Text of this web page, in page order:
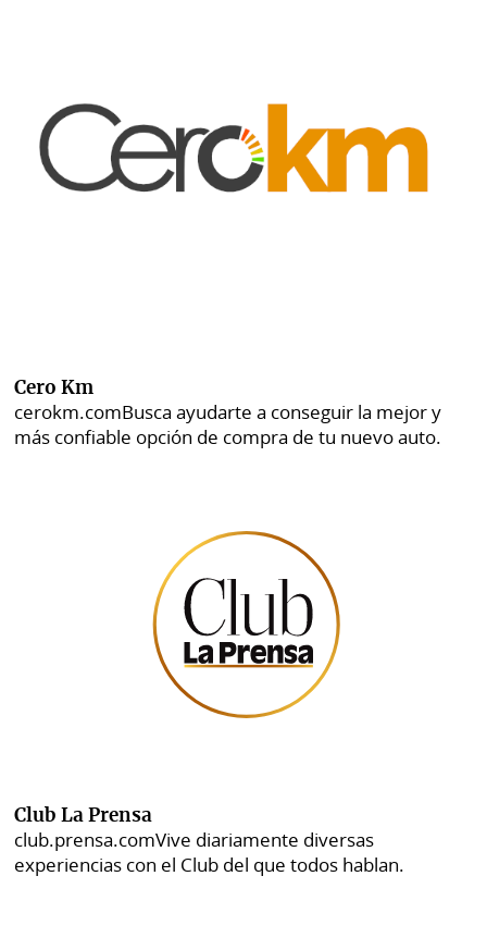
Cero Km
cerokm.comBusca ayudarte a conseguir la mejor y
más confiable opción de compra de tu nuevo auto.
Club La Prensa
club.prensa.comVive diariamente diversas
experiencias con el Club del que todos hablan.